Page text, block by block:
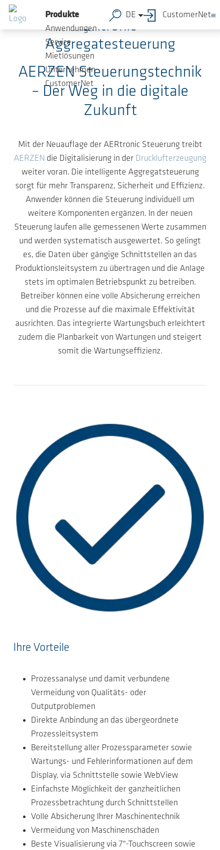
Zum Hauptinhalt springen
Produkte
Anwendungen
Service
Mietlösungen
Unternehmen
CustomerNet
DE CustomerNet
AERtronic –
Aggregatesteuerung
AERZEN Steuerungstechnik
– Der Weg in die digitale
Zukunft
Mit der Neuauflage der AERtronic Steuerung treibt
AERZEN die Digitalisierung in der Drucklufterzeugung
weiter voran. Die intelligente Aggregatsteuerung
sorgt für mehr Transparenz, Sicherheit und Effizienz.
Anwender können die Steuerung individuell um
weitere Komponenten ergänzen. In der neuen
Steuerung laufen alle gemessenen Werte zusammen
und werden systematisch ausgewertet. So gelingt
es, die Daten über gängige Schnittstellen an das
Produktionsleitsystem zu übertragen und die Anlage
stets im optimalen Betriebspunkt zu betreiben.
Betreiber können eine volle Absicherung erreichen
und die Prozesse auf die maximale Effektivität
ausrichten. Das integrierte Wartungsbuch erleichtert
zudem die Planbarkeit von Wartungen und steigert
somit die Wartungseffizienz.
Ihre Vorteile
Prozessanalyse und damit verbundene
Vermeidung von Qualitäts- oder
Outputproblemen
Direkte Anbindung an das übergeordnete
Prozessleitsystem
Bereitstellung aller Prozessparameter sowie
Wartungs- und Fehlerinformationen auf dem
Display, via Schnittstelle sowie WebView
Einfachste Möglichkeit der ganzheitlichen
Prozessbetrachtung durch Schnittstellen
Volle Absicherung Ihrer Maschinentechnik
Vermeidung von Maschinenschäden
Beste Visualisierung via 7"-Touchscreen sowie